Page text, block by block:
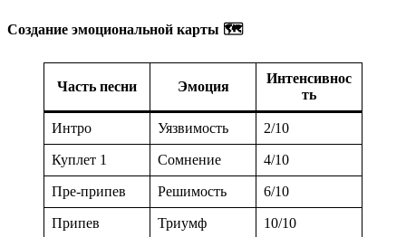
Создание эмоциональной карты 🗺️
Часть песни Эмоция
Интенсивнос
ть
Интро Уязвимость 2/10
Куплет 1 Сомнение 4/10
Пре-припев Решимость 6/10
Припев Триумф 10/10